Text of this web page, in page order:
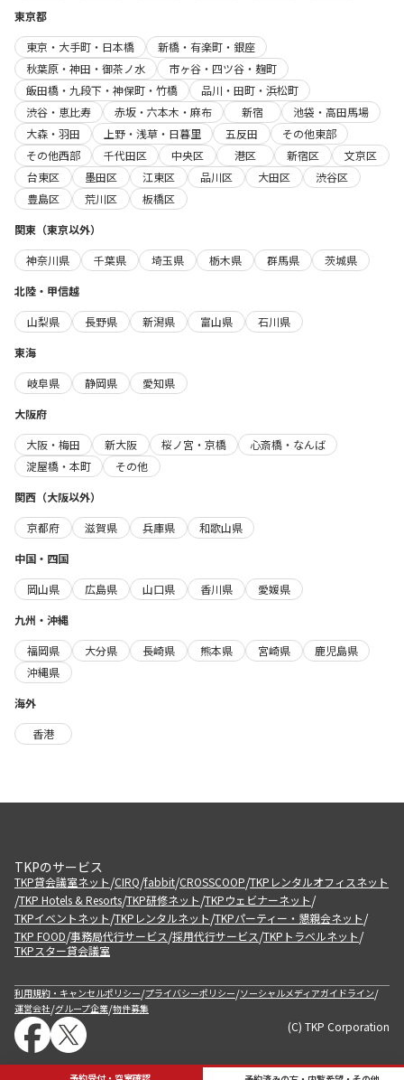
予約受付・空室確認
東京都
東京・大手町・日本橋
新橋・有楽町・銀座
秋葉原・神田・御茶ノ水
市ヶ谷・四ツ谷・麹町
飯田橋・九段下・神保町・竹橋
品川・田町・浜松町
渋谷・恵比寿
赤坂・六本木・麻布 新宿
池袋・高田馬場
大森・羽田
上野・浅草・日暮里 五反田
その他東部
その他西部
千代田区 中央区 港区 新宿区
文京区
台東区
墨田区 江東区 品川区 大田区
渋谷区
豊島区
荒川区
板橋区
関東（東京以外）
神奈川県
千葉県 埼玉県 栃木県 群馬県
茨城県
北陸・甲信越
山梨県
長野県 新潟県 富山県
石川県
東海
岐阜県
静岡県
愛知県
大阪府
大阪・梅田
新大阪 桜ノ宮・京橋
心斎橋・なんば
淀屋橋・本町
その他
関西（大阪以外）
京都府
滋賀県 兵庫県
和歌山県
中国・四国
岡山県
広島県 山口県 香川県
愛媛県
九州・沖縄
福岡県
大分県 長崎県 熊本県 宮崎県
鹿児島県
沖縄県
海外
香港
TKPのサービス
TKP貸会議室ネット/CIRQ/fabbit/CROSSCOOP/TKPレンタルオフィスネット
/TKP Hotels & Resorts/TKP研修ネット/TKPウェビナーネット/
TKPイベントネット/TKPレンタルネット/TKPパーティー・懇親会ネット/
TKP FOOD/事務局代行サービス/採用代行サービス/TKPトラベルネット/
TKPスター貸会議室
利用規約・キャンセルポリシー/プライバシーポリシー/ソーシャルメディアガイドライン/
運営会社/グループ企業/物件募集
(C) TKP Corporation